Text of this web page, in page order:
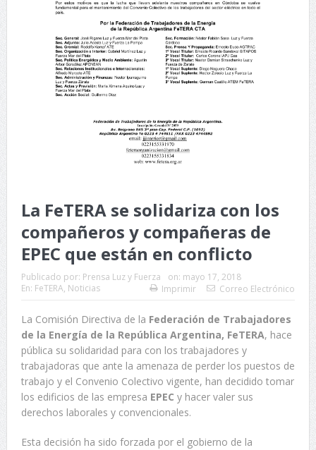
La FeTERA se solidariza con los
compañeros y compañeras de
EPEC que están en conflicto
Publicado por: Prensa Luz y Fuerza on: mayo 17, 2018
En: FeTERA, Noticias Imprimir Correo Electrónico
La Comisión Directiva de la Federación de Trabajadores
de la Energía de la República Argentina, FeTERA, hace
pública su solidaridad para con los trabajadores y
trabajadoras que ante la amenaza de perder los puestos de
trabajo y el Convenio Colectivo vigente, han decidido tomar
los edificios de las empresa EPEC y hacer valer sus
derechos laborales y convencionales.
Esta decisión ha sido forzada por el gobierno de la